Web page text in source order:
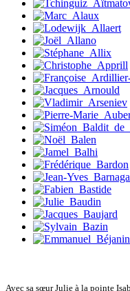
Fraisse Thomas
François Valérie
Fuligni Bruno
Gana Frédéric
Garcia Antoine
Garde François
Gaullier
Gauthier Yves
Gemme Pierre
Gendre
Georis
Gilbert Frédéric
Giry Julien
Goisque
Grange Florent
Gras Cédric
Griette Olivier
Guéguéniat
Guerrier Gérard
Guillemot Agnès
Haegy Jean-
Avec sa sœur Julie à la pointe